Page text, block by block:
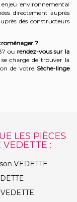
environnemental
directement auprès
des constructeurs
?
ou rendez-vous sur la
charge de trouver la
de votre Sèche-linge
LES PIÈCES
VEDETTE :
VEDETTE